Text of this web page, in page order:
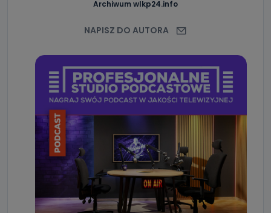
Archiwum wlkp24.info
NAPISZ DO AUTORA